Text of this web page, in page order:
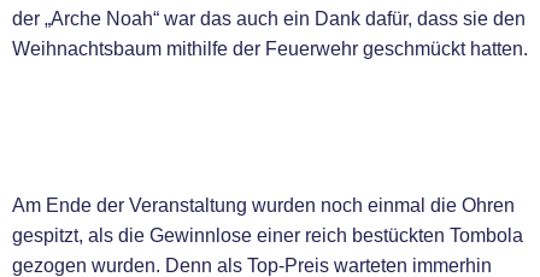
der „Arche Noah“ war das auch ein Dank dafür, dass sie den
Weihnachtsbaum mithilfe der Feuerwehr geschmückt hatten.
Am Ende der Veranstaltung wurden noch einmal die Ohren
gespitzt, als die Gewinnlose einer reich bestückten Tombola
gezogen wurden. Denn als Top-Preis warteten immerhin